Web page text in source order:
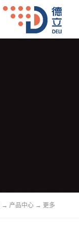
→ 产品中心 → 更多